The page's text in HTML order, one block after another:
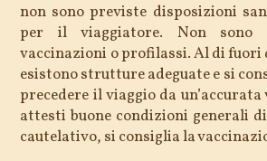
non sono previste disposizioni
per il viaggiatore. Non sono
vaccinazioni o profilassi. Al di fuori
esistono strutture adeguate e si
precedere il viaggio da
attesti buone condizioni generali
cautelativo, si consiglia la